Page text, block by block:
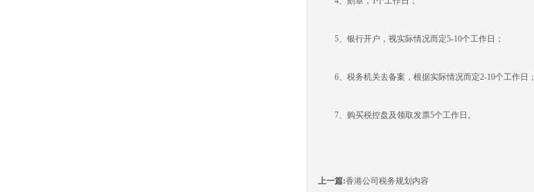
5、银行开户，视实际情况而定5-10个工作日；
6、税务机关去备案，根据实际情况而定2-10个工作日；
7、购买税控盘及领取发票5个工作日。
上一篇:香港公司税务规划内容